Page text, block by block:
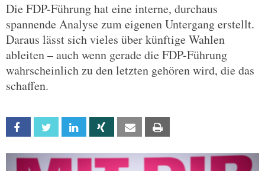
Die FDP-Führung hat eine interne, durchaus
spannende Analyse zum eigenen Untergang erstellt.
Daraus lässt sich vieles über künftige Wahlen
ableiten – auch wenn gerade die FDP-Führung
wahrscheinlich zu den letzten gehören wird, die das
schaffen.
Facebook Twitter Linkedin Xing Email